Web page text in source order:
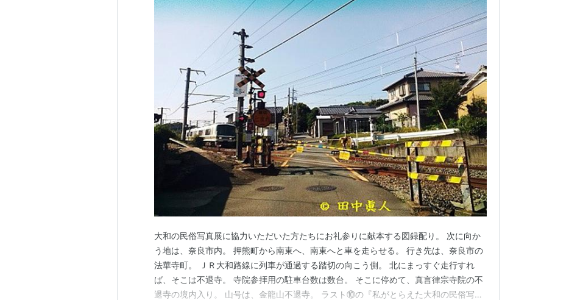
大和の民俗写真展に協力いただいた方たちにお礼参りに献本する図録配り。 次に向か
う地は、奈良市内。 押熊町から南東へ、南東へと車を走らせる。 行き先は、奈良市の
法華寺町。 ＪＲ大和路線に列車が通過する踏切の向こう側。 北にまっすぐ走行すれ
ば、そこは不退寺。 寺院参拝用の駐車台数は数台。 そこに停めて、真言律宗寺院の不
退寺の境内入り。 山号は、金龍山不退寺。 ラスト⑩の『私がとらえた大和の民俗写真